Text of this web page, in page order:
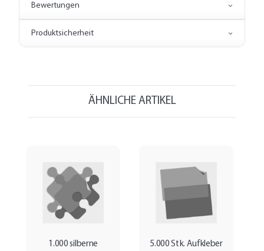
Bewertungen
Produktsicherheit
ÄHNLICHE ARTIKEL
1.000 silberne 5.000 Stk. Aufkleber